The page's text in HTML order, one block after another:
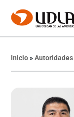
Inicio»Autoridades